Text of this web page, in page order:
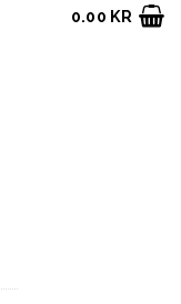
0.00 KR